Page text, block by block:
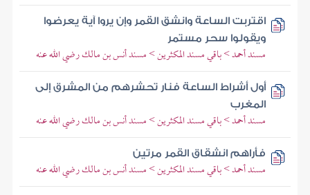
اقتربت الساعة وانشق القمر وإن يروا آية يعرضوا
ويقولوا سحر مستمر
مسند أحمد > باقي مسند المكثرين > مسند أنس بن مالك رضي الله عنه
أول أشراط الساعة فنار تحشرهم من المشرق إلى
المغرب
مسند أحمد > باقي مسند المكثرين > مسند أنس بن مالك رضي الله عنه
فأراهم انشقاق القمر مرتين
مسند أحمد > باقي مسند المكثرين > مسند أنس بن مالك رضي الله عنه